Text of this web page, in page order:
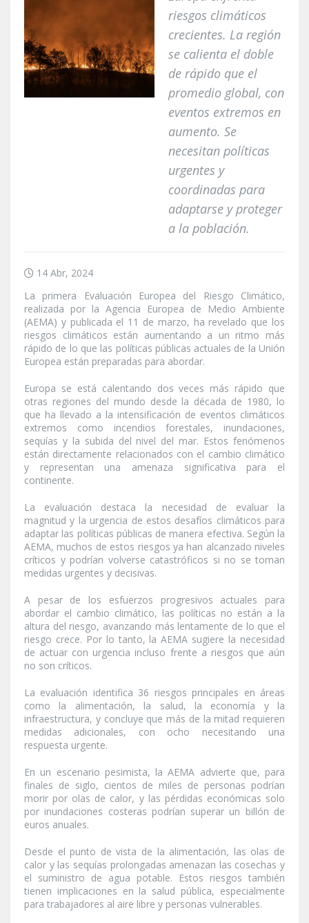
riesgos climáticos
crecientes. La región
se calienta el doble
de rápido que el
promedio global, con
eventos extremos en
aumento. Se
necesitan políticas
urgentes y
coordinadas para
adaptarse y proteger
a la población.
14 Abr, 2024
La primera Evaluación Europea del Riesgo Climático,
realizada por la Agencia Europea de Medio Ambiente
(AEMA) y publicada el 11 de marzo, ha revelado que los
riesgos climáticos están aumentando a un ritmo más
rápido de lo que las políticas públicas actuales de la Unión
Europea están preparadas para abordar.
Europa se está calentando dos veces más rápido que
otras regiones del mundo desde la década de 1980, lo
que ha llevado a la intensificación de eventos climáticos
extremos como incendios forestales, inundaciones,
sequías y la subida del nivel del mar. Estos fenómenos
están directamente relacionados con el cambio climático
y representan una amenaza significativa para el
continente.
La evaluación destaca la necesidad de evaluar la
magnitud y la urgencia de estos desafíos climáticos para
adaptar las políticas públicas de manera efectiva. Según la
AEMA, muchos de estos riesgos ya han alcanzado niveles
críticos y podrían volverse catastróficos si no se toman
medidas urgentes y decisivas.
A pesar de los esfuerzos progresivos actuales para
abordar el cambio climático, las políticas no están a la
altura del riesgo, avanzando más lentamente de lo que el
riesgo crece. Por lo tanto, la AEMA sugiere la necesidad
de actuar con urgencia incluso frente a riesgos que aún
no son críticos.
La evaluación identifica 36 riesgos principales en áreas
como la alimentación, la salud, la economía y la
infraestructura, y concluye que más de la mitad requieren
medidas adicionales, con ocho necesitando una
respuesta urgente.
En un escenario pesimista, la AEMA advierte que, para
finales de siglo, cientos de miles de personas podrían
morir por olas de calor, y las pérdidas económicas solo
por inundaciones costeras podrían superar un billón de
euros anuales.
Desde el punto de vista de la alimentación, las olas de
calor y las sequías prolongadas amenazan las cosechas y
el suministro de agua potable. Estos riesgos también
tienen implicaciones en la salud pública, especialmente
para trabajadores al aire libre y personas vulnerables.